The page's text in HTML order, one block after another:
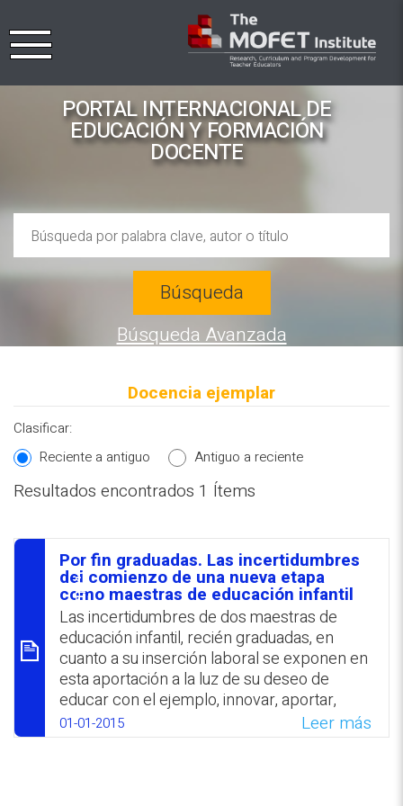
PORTAL INTERNACIONAL DE
EDUCACIÓN Y FORMACIÓN
DOCENTE
REPOSITORIO EN LÍNEA DE
CONTENIDOS ACADÉMICOS SOBRE
EDUCACIÓN Y FORMACIÓN DEL
PROFESORADO
Búsqueda
Búsqueda Avanzada
Docencia ejemplar
Clasificar:
Reciente a antiguo
Antiguo a reciente
Resultados encontrados 1 Ítems
סיכום
Por fin graduadas. Las incertidumbres
del comienzo de una nueva etapa
como maestras de educación infantil
Las incertidumbres de dos maestras de
educación infantil, recién graduadas, en
cuanto a su inserción laboral se exponen en
esta aportación a la luz de su deseo de
educar con el ejemplo, innovar, aportar,
desde un enfoque indagatorio y crítico, al
mejoramiento de la educación inclusiva. En
01-01-2015 Leer más